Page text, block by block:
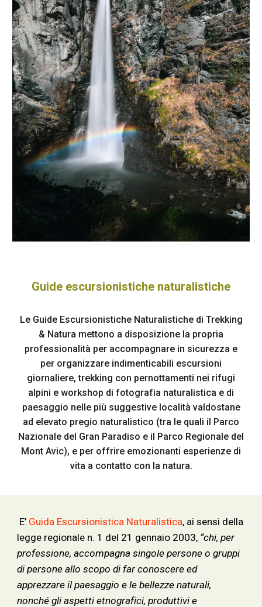
Guide escursionistiche naturalistiche
Le Guide Escursionistiche Naturalistiche di Trekking
& Natura mettono a disposizione la propria
professionalità per accompagnare in sicurezza e
per organizzare indimenticabili escursioni
giornaliere, trekking con pernottamenti nei rifugi
alpini e workshop di fotografia naturalistica e di
paesaggio nelle più suggestive località valdostane
ad elevato pregio naturalistico (tra le quali il Parco
Nazionale del Gran Paradiso e il Parco Regionale del
Mont Avic), e per offrire emozionanti esperienze di
vita a contatto con la natura.
E’ Guida Escursionistica Naturalistica, ai sensi della
legge regionale n. 1 del 21 gennaio 2003, “chi, per
professione, accompagna singole persone o gruppi
di persone allo scopo di far conoscere ed
apprezzare il paesaggio e le bellezze naturali,
nonché gli aspetti etnografici, produttivi e